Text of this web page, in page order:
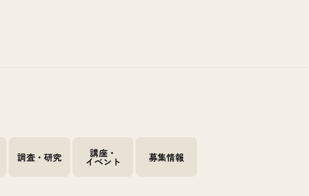
調査・研究 講座・
イベント 募集情報